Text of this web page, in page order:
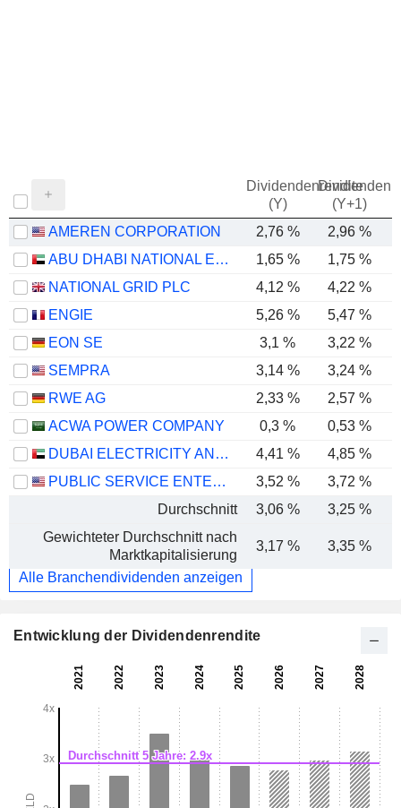
Dividendenrendite
(Y)
(Y+1)
AMEREN CORPORATION 2,76 % 2,96 %
ABU DHABI NATIONAL ENERGY COMPANY
1,65 % 1,75 %
NATIONAL GRID PLC
4,12 % 4,22 %
ENGIE
5,26 % 5,47 %
EON SE
3,1 % 3,22 %
SEMPRA
3,14 % 3,24 %
RWE AG
2,33 % 2,57 %
ACWA POWER COMPANY
0,3 % 0,53 %
DUBAI ELECTRICITY AND WATER AUTHORITY
4,41 % 4,85 %
PUBLIC SERVICE ENTERPRISE GROUP, INC.
3,52 % 3,72 %
Durchschnitt
3,06 % 3,25 %
Gewichteter Durchschnitt nach
Marktkapitalisierung
3,17 % 3,35 %
Alle Branchendividenden anzeigen
Entwicklung der Dividendenrendite